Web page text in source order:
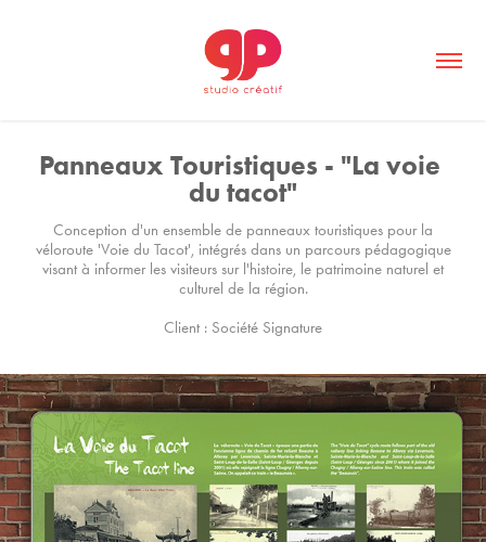
Panneaux Touristiques - "La voie
du tacot"
Conception d'un ensemble de panneaux touristiques pour la
véloroute 'Voie du Tacot', intégrés dans un parcours pédagogique
visant à informer les visiteurs sur l'histoire, le patrimoine naturel et
culturel de la région.
Client : Société Signature